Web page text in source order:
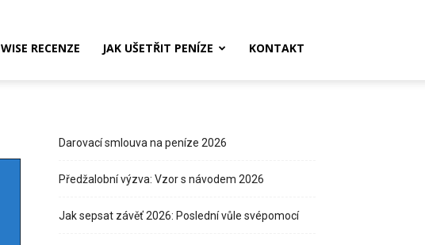
WISE RECENZE JAK UŠETŘIT PENÍZE KONTAKT
Darovací smlouva na peníze 2026
Předžalobní výzva: Vzor s návodem 2026
Jak sepsat závěť 2026: Poslední vůle svépomocí